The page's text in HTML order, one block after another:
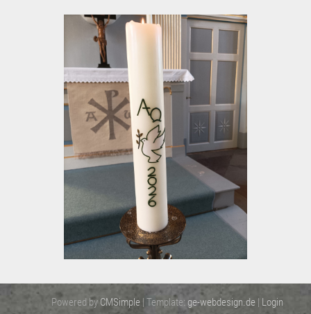
Powered by CMSimple | Template: ge-webdesign.de | Login